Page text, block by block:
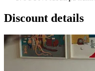
Discount details